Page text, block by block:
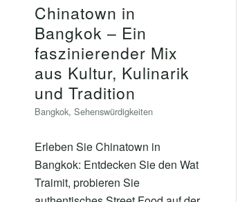
Chinatown in
Bangkok – Ein
faszinierender Mix
aus Kultur, Kulinarik
und Tradition
Bangkok,Sehenswürdigkeiten
Erleben Sie Chinatown in
Bangkok: Entdecken Sie den Wat
Traimit, probieren Sie